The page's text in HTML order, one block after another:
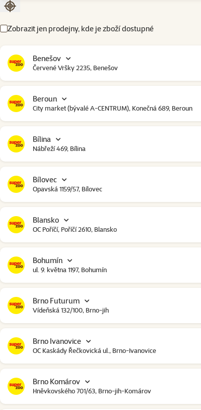
Seřadit podle aktuální polohy
Zobrazit jen prodejny, kde je zboží dostupné
Benešov
Červené Vršky 2235, Benešov
Beroun
City market (bývalé A-CENTRUM), Konečná 689, Beroun
Bílina
Nábřeží 469, Bílina
Bílovec
Opavská 1159/57, Bílovec
Blansko
OC Poříčí, Poříčí 2610, Blansko
Bohumín
ul. 9. května 1197, Bohumín
Brno Futurum
Vídeňská 132/100, Brno-jih
Brno Ivanovice
OC Kaskády Řečkovická ul., Brno-Ivanovice
Brno Komárov
Hněvkovského 701/63, Brno-jih-Komárov